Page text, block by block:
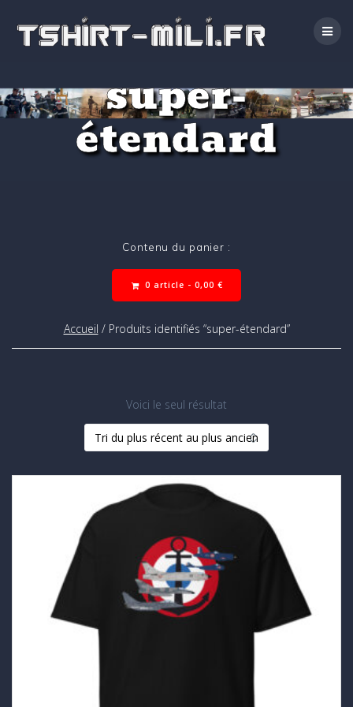
au
contenu
super-
étendard
Contenu du panier :
0 article - 0,00 €
Accueil / Produits identifiés “super-étendard”
Voici le seul résultat